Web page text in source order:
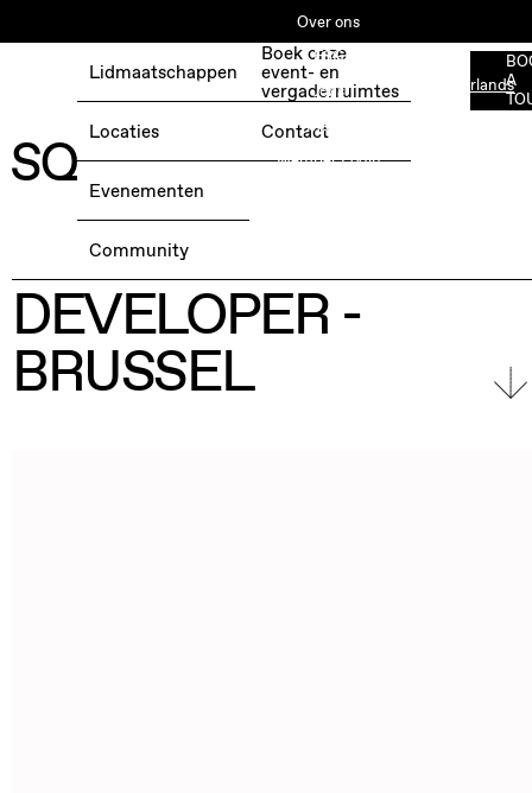
BOEK EEN GRATIS TESTDAG →
Over ons
ESG
Jobs
Media
Member Login
Nederlands
Lidmaatschappen
Locaties
Evenementen
Community
Boek onze
event- en
vergaderruimtes
Contact
A
BUSINESS
DEVELOPER -
BRUSSEL